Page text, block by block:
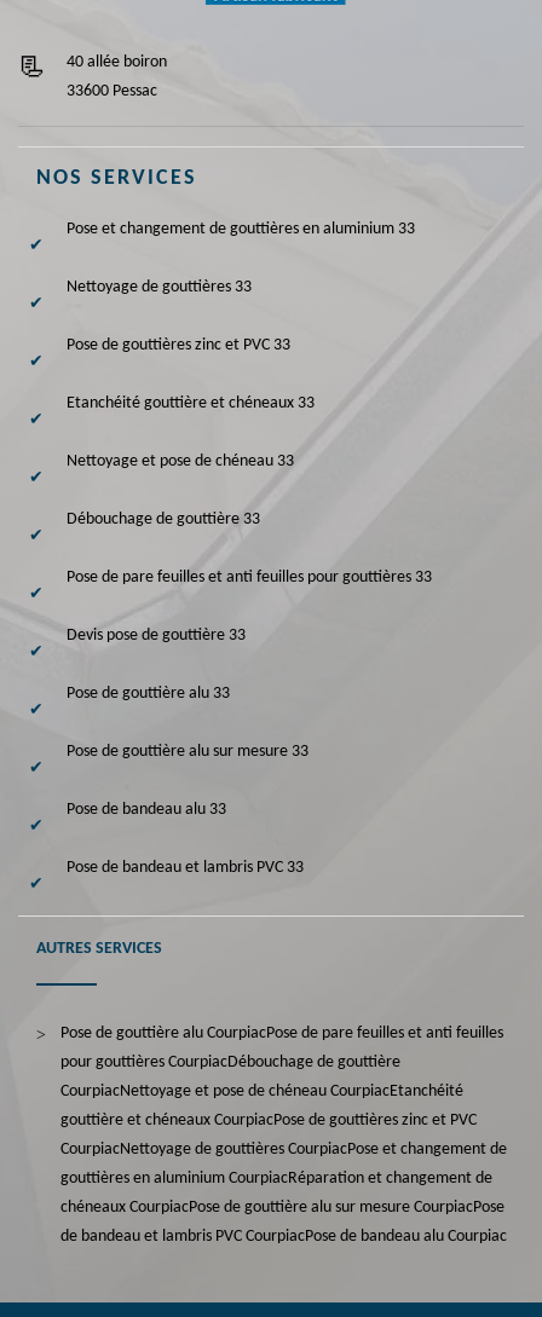
40 allée boiron
33600 Pessac
NOS SERVICES
Pose et changement de gouttières en aluminium 33
Nettoyage de gouttières 33
Pose de gouttières zinc et PVC 33
Etanchéité gouttière et chéneaux 33
Nettoyage et pose de chéneau 33
Débouchage de gouttière 33
Pose de pare feuilles et anti feuilles pour gouttières 33
Devis pose de gouttière 33
Pose de gouttière alu 33
Pose de gouttière alu sur mesure 33
Pose de bandeau alu 33
Pose de bandeau et lambris PVC 33
AUTRES SERVICES
Pose de gouttière alu CourpiacPose de pare feuilles et anti feuilles
pour gouttières CourpiacDébouchage de gouttière
CourpiacNettoyage et pose de chéneau CourpiacEtanchéité
gouttière et chéneaux CourpiacPose de gouttières zinc et PVC
CourpiacNettoyage de gouttières CourpiacPose et changement de
gouttières en aluminium CourpiacRéparation et changement de
chéneaux CourpiacPose de gouttière alu sur mesure CourpiacPose
de bandeau et lambris PVC CourpiacPose de bandeau alu Courpiac